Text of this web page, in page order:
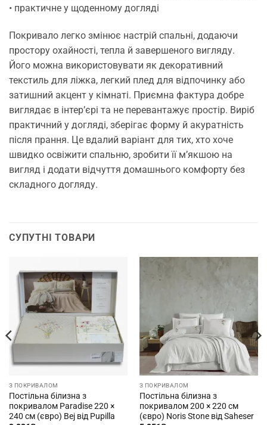
• практичне у щоденному догляді
Покривало легко змінює настрій спальні, додаючи
простору охайності, тепла й завершеного вигляду.
Його можна використовувати як декоративний
текстиль для ліжка, легкий плед для відпочинку або
затишний акцент у кімнаті. Приємна фактура добре
виглядає в інтер’єрі та не перевантажує простір. Виріб
практичний у догляді, зберігає форму й акуратність
після прання. Це вдалий варіант для тих, хто хоче
швидко освіжити спальню, зробити її м’якшою на
вигляд і додати відчуття домашнього комфорту без
складного догляду.
СУПУТНІ ТОВАРИ
З ПОКРИВАЛОМ
Постільна білизна з
покривалом Paradise 220 ×
240 см (євро) Bej від Pupilla
З ПОКРИВАЛОМ
Постільна білизна з
покривалом 200 × 220 см
(євро) Noris Stone від Saheser